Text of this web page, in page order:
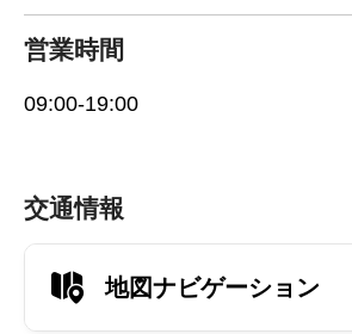
営業時間
09:00-19:00
交通情報
地図ナビゲーション